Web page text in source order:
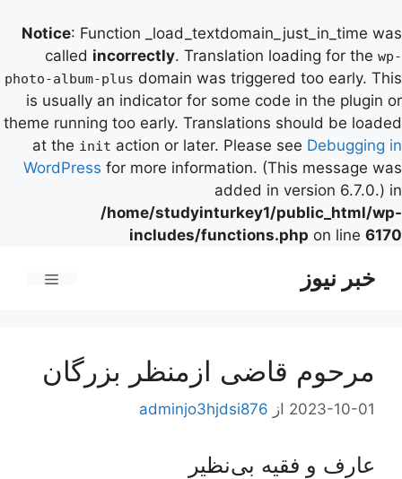
Notice: Function _load_textdomain_just_in_time was
called incorrectly. Translation loading for the wp-
photo-album-plus domain was triggered too early. This
is usually an indicator for some code in the plugin or
theme running too early. Translations should be loaded
at the init action or later. Please see Debugging in
WordPress for more information. (This message was
added in version 6.7.0.) in
/home/studyinturkey1/public_html/wp-
includes/functions.php on line 6170
خبر نیوز
مرحوم قاضی ازمنظر بزرگان
2023-10-01 از adminjo3hjdsi876
عارف و فقیه بی‌نظیر